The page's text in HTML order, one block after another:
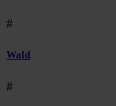
#
Wald
#